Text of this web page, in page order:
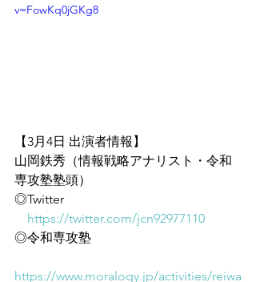
v=FowKq0jGKg8
【3月4日 出演者情報】
山岡鉄秀（情報戦略アナリスト・令和
専攻塾塾頭）
◎Twitter
https://twitter.com/jcn92977110
◎令和専攻塾
https://www.moralogy.jp/activities/reiwa